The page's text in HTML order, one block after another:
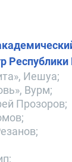
Иешуа;
Вурм;
Прозоров;